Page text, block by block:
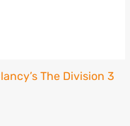
The Division 3